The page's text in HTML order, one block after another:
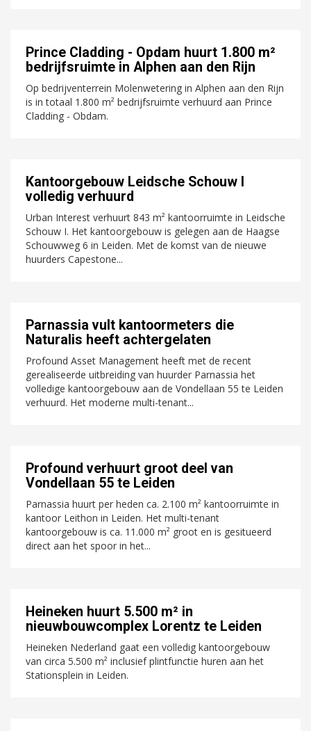
Prince Cladding - Opdam huurt 1.800 m²
bedrijfsruimte in Alphen aan den Rijn
Op bedrijventerrein Molenwetering in Alphen aan den Rijn
is in totaal 1.800 m² bedrijfsruimte verhuurd aan Prince
Cladding - Obdam.
Kantoorgebouw Leidsche Schouw I
volledig verhuurd
Urban Interest verhuurt 843 m² kantoorruimte in Leidsche
Schouw I. Het kantoorgebouw is gelegen aan de Haagse
Schouwweg 6 in Leiden. Met de komst van de nieuwe
huurders Capestone...
Parnassia vult kantoormeters die
Naturalis heeft achtergelaten
Profound Asset Management heeft met de recent
gerealiseerde uitbreiding van huurder Parnassia het
volledige kantoorgebouw aan de Vondellaan 55 te Leiden
verhuurd. Het moderne multi-tenant...
Profound verhuurt groot deel van
Vondellaan 55 te Leiden
Parnassia huurt per heden ca. 2.100 m² kantoorruimte in
kantoor Leithon in Leiden. Het multi-tenant
kantoorgebouw is ca. 11.000 m² groot en is gesitueerd
direct aan het spoor in het...
Heineken huurt 5.500 m² in
nieuwbouwcomplex Lorentz te Leiden
Heineken Nederland gaat een volledig kantoorgebouw
van circa 5.500 m² inclusief plintfunctie huren aan het
Stationsplein in Leiden.